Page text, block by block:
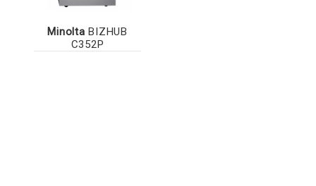
Minolta BIZHUB
C352P